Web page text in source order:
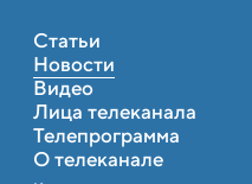
Статьи
Новости
Видео
Лица телеканала
Телепрограмма
О телеканале